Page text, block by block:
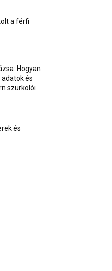
a férfi
Hogyan
és
szurkolói
és